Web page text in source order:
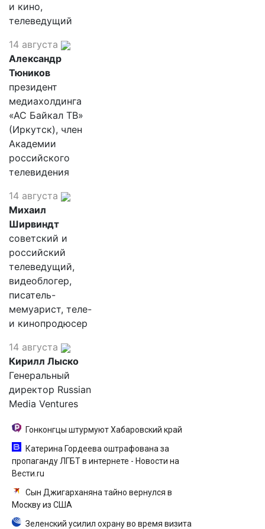
и кино,
телеведущий
14 августа
Александр
Тюников
президент
медиахолдинга
«АС Байкал ТВ»
(Иркутск), член
Академии
российского
телевидения
14 августа
Михаил
Ширвиндт
советский и
российский
телеведущий,
видеоблогер,
писатель-
мемуарист, теле-
и кинопродюсер
14 августа
Кирилл Лыско
Генеральный
директор Russian
Media Ventures
Гонконгцы штурмуют Хабаровский край
Катерина Гордеева оштрафована за
пропаганду ЛГБТ в интернете - Новости на
Вести.ru
Сын Джигарханяна тайно вернулся в
Москву из США
Зеленский усилил охрану во время визита